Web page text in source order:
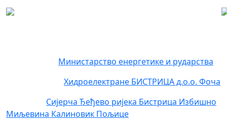
Министарство енергетике и рударства
Хидроелектране БИСТРИЦА д.о.о. Фоча
Сијерча Ђеђево ријека Бистрица Избишно
Миљевина Калиновик Пољице